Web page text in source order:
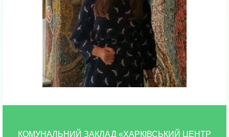
КОМУНАЛЬНИЙ ЗАКЛАД «ХАРКІВСЬКИЙ ЦЕНТР